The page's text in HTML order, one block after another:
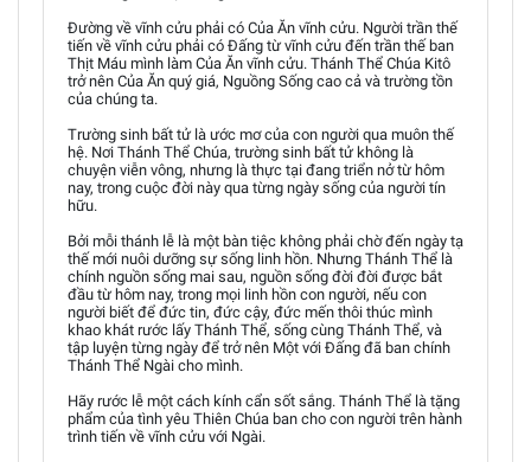
Đường về vĩnh cửu phải có Của Ăn vĩnh cửu. Người trần thế
tiến về vĩnh cửu phải có Đấng từ vĩnh cửu đến trần thế ban
Thịt Máu mình làm Của Ăn vĩnh cửu. Thánh Thể Chúa Kitô
trở nên Của Ăn quý giá, Nguồng Sống cao cả và trường tồn
của chúng ta.
Trường sinh bất tử là ước mơ của con người qua muôn thế
hệ. Nơi Thánh Thể Chúa, trường sinh bất tử không là
chuyện viễn vông, nhưng là thực tại đang triển nở từ hôm
nay, trong cuộc đời này qua từng ngày sống của người tín
hữu.
Bởi mỗi thánh lễ là một bàn tiệc không phải chờ đến ngày tạ
thế mới nuôi dưỡng sự sống linh hồn. Nhưng Thánh Thể là
chính nguồn sống mai sau, nguồn sống đời đời được bắt
đầu từ hôm nay, trong mọi linh hồn con người, nếu con
người biết để đức tin, đức cậy, đức mến thôi thúc mình
khao khát rước lấy Thánh Thể, sống cùng Thánh Thể, và
tập luyện từng ngày để trở nên Một với Đấng đã ban chính
Thánh Thể Ngài cho mình.
Hãy rước lễ một cách kính cẩn sốt sắng. Thánh Thể là tặng
phẩm của tình yêu Thiên Chúa ban cho con người trên hành
trình tiến về vĩnh cửu với Ngài.